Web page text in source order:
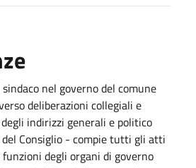
nel governo del comune
deliberazioni collegiali e
indirizzi generali e politico
Consiglio - compie tutti gli atti
degli organi di governo